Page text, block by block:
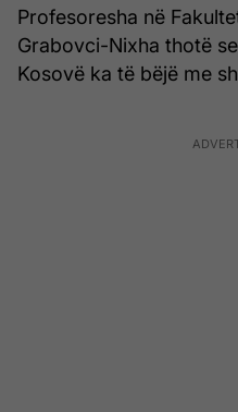
Profesoresha në
Grabovci-Nixha thotë
Kosovë ka të bëjë me